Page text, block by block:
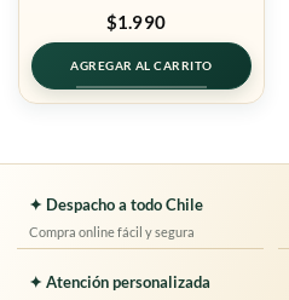
$1.990
AGREGAR AL CARRITO
✦ Despacho a todo Chile
Compra online fácil y segura
✦ Atención personalizada